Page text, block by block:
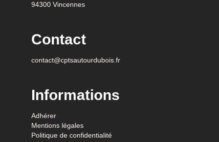
94300 Vincennes
Contact
contact@cptsautourdubois.fr
Informations
Adhérer
Mentions légales
Politique de confidentialité